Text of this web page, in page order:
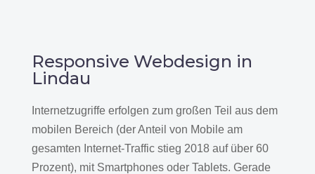
Responsive Webdesign in
Lindau
Internetzugriffe erfolgen zum großen Teil aus dem
mobilen Bereich (der Anteil von Mobile am
gesamten Internet-Traffic stieg 2018 auf über 60
Prozent), mit Smartphones oder Tablets. Gerade